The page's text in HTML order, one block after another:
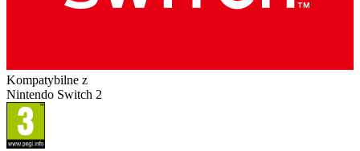
Kompatybilne z
Nintendo Switch 2